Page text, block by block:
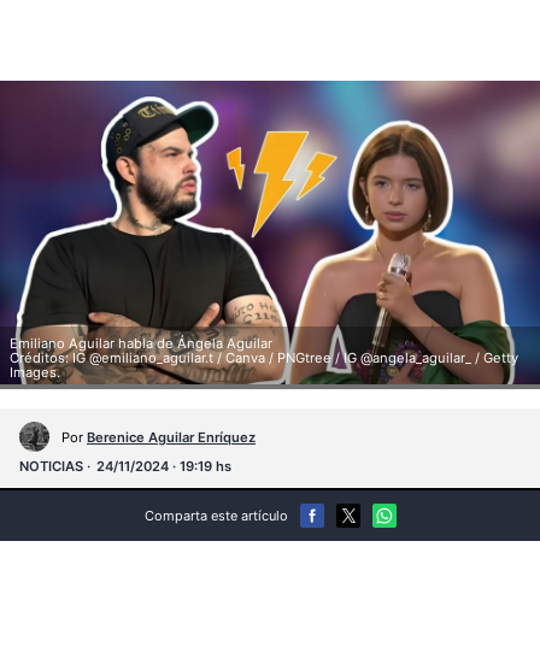
Emiliano Aguilar habla de Ángela Aguilar
Créditos: IG @emiliano_aguilar.t / Canva / PNGtree / IG @angela_aguilar_ / Getty
Images.
Por Berenice Aguilar Enríquez
NOTICIAS
24/11/2024 · 19:19 hs
Comparta este artículo